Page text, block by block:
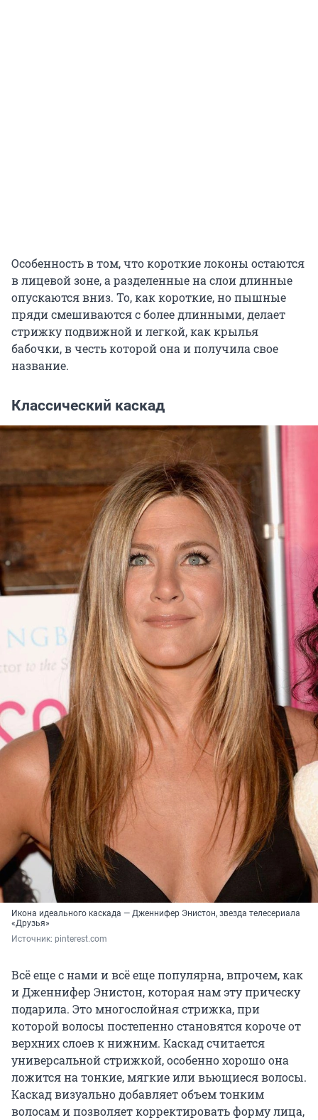
Особенность в том, что короткие локоны остаются
в лицевой зоне, а разделенные на слои длинные
опускаются вниз. То, как короткие, но пышные
пряди смешиваются с более длинными, делает
стрижку подвижной и легкой, как крылья
бабочки, в честь которой она и получила свое
название.
Классический каскад
Икона идеального каскада — Дженнифер Энистон, звезда телесериала
«Друзья»
Источник: pinterest.com
Всё еще с нами и всё еще популярна, впрочем, как
и Дженнифер Энистон, которая нам эту прическу
подарила. Это многослойная стрижка, при
которой волосы постепенно становятся короче от
верхних слоев к нижним. Каскад считается
универсальной стрижкой, особенно хорошо она
ложится на тонкие, мягкие или вьющиеся волосы.
Каскад визуально добавляет объем тонким
волосам и позволяет корректировать форму лица,